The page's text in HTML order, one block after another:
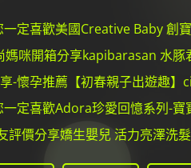
一定喜歡美國Creative Baby 創
媽咪開箱分享kapibarasan 水
-懷孕推薦【初春親子出遊趣
一定喜歡Adora珍愛回憶系列-寶
評價分享嬌生嬰兒 活力亮澤洗